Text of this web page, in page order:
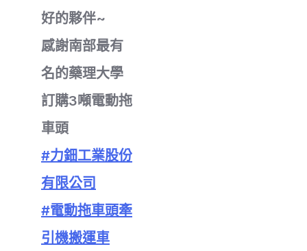
好的夥伴~
感謝南部最有
名的藥理大學
訂購3噸電動拖
車頭
#力鈿工業股份
有限公司
#電動拖車頭牽
引機搬運車